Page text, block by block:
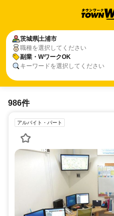
茨城県土浦市
職種を選択してください
副業・WワークOK
キーワードを選択してください
986件
アルバイト・パート